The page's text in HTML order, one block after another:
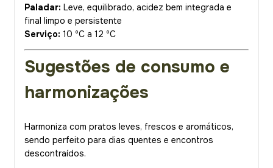
Paladar: Leve, equilibrado, acidez bem integrada e
final limpo e persistente
Serviço: 10 ºC a 12 ºC
Sugestões de consumo e
harmonizações
Harmoniza com pratos leves, frescos e aromáticos,
sendo perfeito para dias quentes e encontros
descontraídos.